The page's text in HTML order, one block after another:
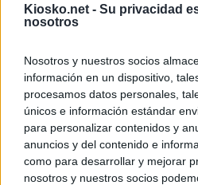
Kiosko.net - Su privacidad
nosotros
Nosotros y nuestros socios
información en un dispositivo,
procesamos datos personales,
únicos e información estándar
para personalizar contenidos y
anuncios y del contenido e
como para desarrollar y mejorar
nosotros y nuestros socios